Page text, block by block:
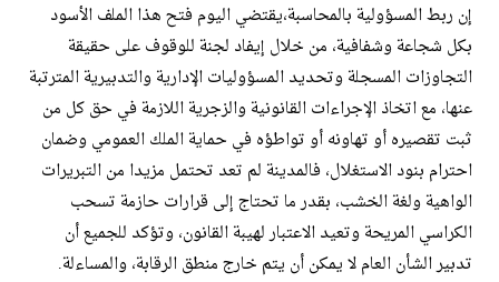
​إن ربط المسؤولية بالمحاسبة،يقتضي اليوم فتح هذا الملف الأسود
بكل شجاعة وشفافية، من خلال إيفاد لجنة للوقوف على حقيقة
التجاوزات المسجلة وتحديد المسؤوليات الإدارية والتدبيرية المترتبة
عنها، مع اتخاذ الإجراءات القانونية والزجرية اللازمة في حق كل من
ثبت تقصيره أو تهاونه أو تواطؤه في حماية الملك العمومي وضمان
احترام بنود الاستغلال، فالمدينة لم تعد تحتمل مزيدا من التبريرات
الواهية ولغة الخشب، بقدر ما تحتاج إلى قرارات حازمة تسحب
الكراسي المريحة وتعيد الاعتبار لهيبة القانون، وتؤكد للجميع أن
تدبير الشأن العام لا يمكن أن يتم خارج منطق الرقابة، والمساءلة.